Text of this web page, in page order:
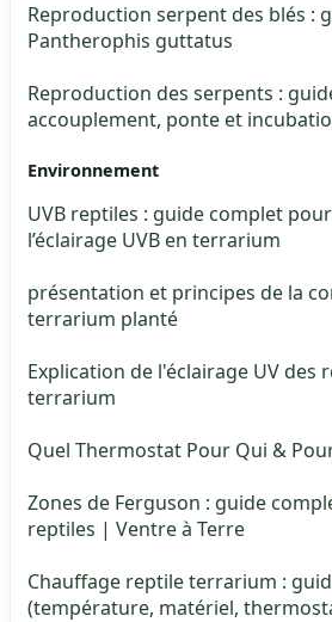
Reproduction serpent des blés :
Pantherophis guttatus
Reproduction des serpents :
accouplement, ponte et
Environnement
UVB reptiles : guide complet
l’éclairage UVB en terrarium
présentation et principes de la
terrarium planté
Explication de l'éclairage UV des
terrarium
Quel Thermostat Pour Qui &
Zones de Ferguson : guide
reptiles | Ventre à Terre
Chauffage reptile terrarium :
(température, matériel,